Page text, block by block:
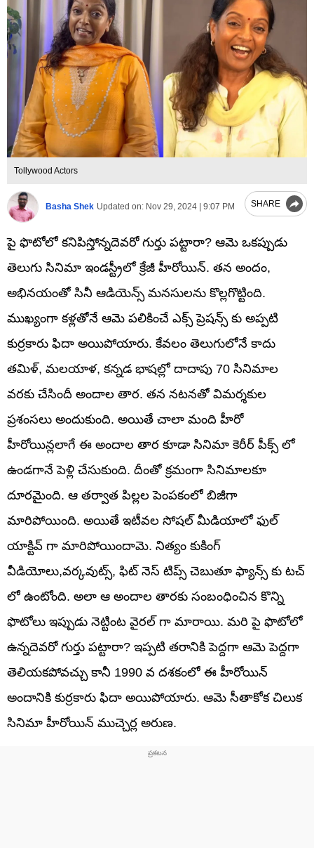
Tollywood Actors
Basha Shek Updated on: Nov 29, 2024 | 9:07 PM SHARE
పై ఫొటోలో కనిపిస్తోన్నదెవరో గుర్తు పట్టారా? ఆమె ఒకప్పుడు
తెలుగు సినిమా ఇండస్ట్రీలో క్రేజీ హీరోయిన్. తన అందం,
అభినయంతో సినీ ఆడియెన్స్ మనసులను కొల్లగొట్టింది.
ముఖ్యంగా కళ్లతోనే ఆమె పలికించే ఎక్స్ ప్రెషన్స్ కు అప్పటి
కుర్రకారు ఫిదా అయిపోయారు. కేవలం తెలుగులోనే కాదు
తమిళ్, మలయాళ, కన్నడ భాషల్లో దాదాపు 70 సినిమాల
వరకు చేసిందీ అందాల తార. తన నటనతో విమర్శకుల
ప్రశంసలు అందుకుంది. అయితే చాలా మంది హీరో
హీరోయిన్లలాగే ఈ అందాల తార కూడా సినిమా కెరీర్ పీక్స్ లో
ఉండగానే పెళ్లి చేసుకుంది. దీంతో క్రమంగా సినిమాలకూ
దూరమైంది. ఆ తర్వాత పిల్లల పెంపకంలో బిజీగా
మారిపోయింది. అయితే ఇటీవల సోషల్ మీడియాలో ఫుల్
యాక్టివ్ గా మారిపోయిందామె. నిత్యం కుకింగ్
వీడియోలు,వర్కవుట్స్, ఫిట్ నెస్ టిప్స్ చెబుతూ ఫ్యాన్స్ కు టచ్
లో ఉంటోంది. అలా ఆ అందాల తారకు సంబంధించిన కొన్ని
ఫొటోలు ఇప్పుడు నెట్టింట వైరల్ గా మారాయి. మరి పై ఫొటోలో
ఉన్నదెవరో గుర్తు పట్టారా? ఇప్పటి తరానికి పెద్దగా ఆమె పెద్దగా
తెలియకపోవచ్చు కానీ 1990 వ దశకంలో ఈ హీరోయిన్
అందానికి కుర్రకారు ఫిదా అయిపోయారు. ఆమె సీతాకోక చిలుక
సినిమా హీరోయిన్ ముచ్చెర్ల అరుణ.